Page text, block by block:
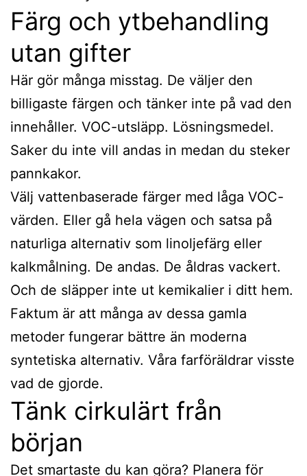
Färg och ytbehandling
utan gifter
Här gör många misstag. De väljer den
billigaste färgen och tänker inte på vad den
innehåller. VOC-utsläpp. Lösningsmedel.
Saker du inte vill andas in medan du steker
pannkakor.
Välj vattenbaserade färger med låga VOC-
värden. Eller gå hela vägen och satsa på
naturliga alternativ som linoljefärg eller
kalkmålning. De andas. De åldras vackert.
Och de släpper inte ut kemikalier i ditt hem.
Faktum är att många av dessa gamla
metoder fungerar bättre än moderna
syntetiska alternativ. Våra farföräldrar visste
vad de gjorde.
Tänk cirkulärt från
början
Det smartaste du kan göra? Planera för